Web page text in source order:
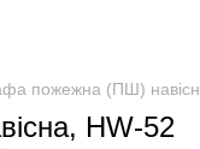
пожежна (ПШ)
HW-52